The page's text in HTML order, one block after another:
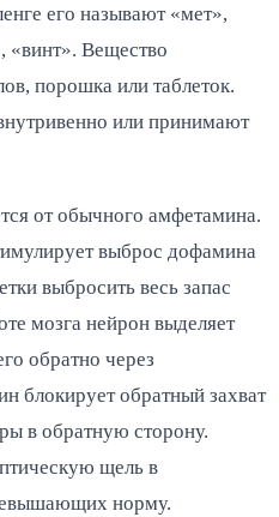
его называют «мет»,
«винт». Вещество
порошка или таблеток.
или принимают
от обычного амфетамина.
выброс дофамина
выбросить весь запас
мозга нейрон выделяет
обратно через
блокирует обратный захват
в обратную сторону.
щель в
норму.